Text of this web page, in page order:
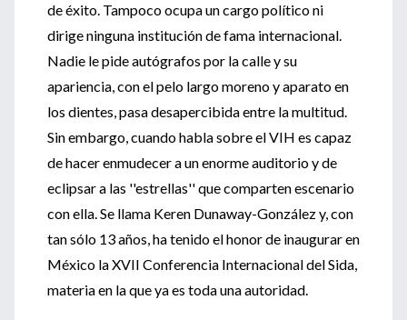
de éxito. Tampoco ocupa un cargo político ni
dirige ninguna institución de fama internacional.
Nadie le pide autógrafos por la calle y su
apariencia, con el pelo largo moreno y aparato en
los dientes, pasa desapercibida entre la multitud.
Sin embargo, cuando habla sobre el VIH es capaz
de hacer enmudecer a un enorme auditorio y de
eclipsar a las ''estrellas'' que comparten escenario
con ella. Se llama Keren Dunaway-González y, con
tan sólo 13 años, ha tenido el honor de inaugurar en
México la XVII Conferencia Internacional del Sida,
materia en la que ya es toda una autoridad.